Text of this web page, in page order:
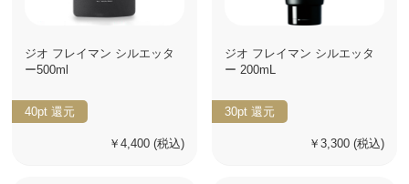
ジオ フレイマン シルエッタ
ー500ml
40pt 還元
￥4,400 (税込)
ジオ フレイマン シルエッタ
ー 200mL
30pt 還元
￥3,300 (税込)